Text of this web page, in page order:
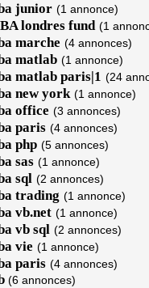
junior (1 annonce)
londres fund (1
marche (4 annonces)
matlab (1 annonce)
matlab paris|1 (24
new york (1 annonce)
office (3 annonces)
paris (4 annonces)
php (5 annonces)
sas (1 annonce)
sql (2 annonces)
trading (1 annonce)
vb.net (1 annonce)
vb sql (2 annonces)
vie (1 annonce)
paris (4 annonces)
(6 annonces)